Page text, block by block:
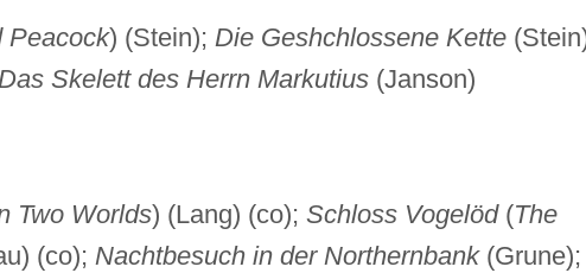
Peacock) (Stein); Die Geshchlossene Kette
Skelett des Herrn Markutius(Janson)
Two Worlds) (Lang) (co); Schloss Vogelöd(The
(co); Nachtbesuch in der Northernbank(Grune);